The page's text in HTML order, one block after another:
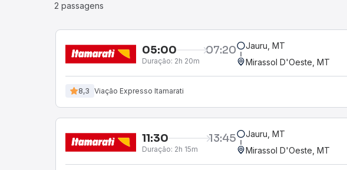
2 passagens
05:00 07:20
Duração: 2h 20m
Jauru, MT
Mirassol D'Oeste, MT
8,3 Viação Expresso Itamarati
11:30 13:45
Duração: 2h 15m
Jauru, MT
Mirassol D'Oeste, MT